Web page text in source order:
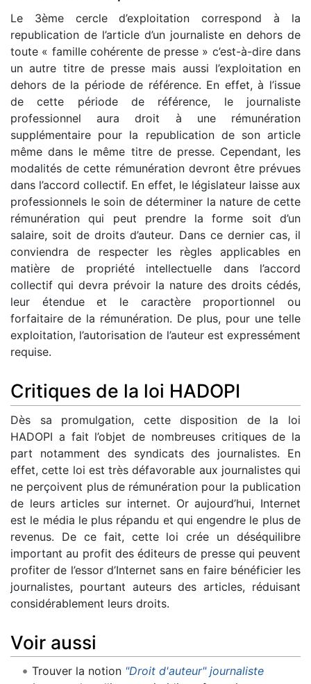
Le 3ème cercle d’exploitation correspond à la
republication de l’article d’un journaliste en dehors de
toute « famille cohérente de presse » c’est-à-dire dans
un autre titre de presse mais aussi l’exploitation en
dehors de la période de référence. En effet, à l’issue
de cette période de référence, le journaliste
professionnel aura droit à une rémunération
supplémentaire pour la republication de son article
même dans le même titre de presse. Cependant, les
modalités de cette rémunération devront être prévues
dans l’accord collectif. En effet, le législateur laisse aux
professionnels le soin de déterminer la nature de cette
rémunération qui peut prendre la forme soit d’un
salaire, soit de droits d’auteur. Dans ce dernier cas, il
conviendra de respecter les règles applicables en
matière de propriété intellectuelle dans l’accord
collectif qui devra prévoir la nature des droits cédés,
leur étendue et le caractère proportionnel ou
forfaitaire de la rémunération. De plus, pour une telle
exploitation, l’autorisation de l’auteur est expressément
requise.
Critiques de la loi HADOPI
Dès sa promulgation, cette disposition de la loi
HADOPI a fait l’objet de nombreuses critiques de la
part notamment des syndicats des journalistes. En
effet, cette loi est très défavorable aux journalistes qui
ne perçoivent plus de rémunération pour la publication
de leurs articles sur internet. Or aujourd’hui, Internet
est le média le plus répandu et qui engendre le plus de
revenus. De ce fait, cette loi crée un déséquilibre
important au profit des éditeurs de presse qui peuvent
profiter de l’essor d’Internet sans en faire bénéficier les
journalistes, pourtant auteurs des articles, réduisant
considérablement leurs droits.
Voir aussi
Trouver la notion "Droit d'auteur" journaliste